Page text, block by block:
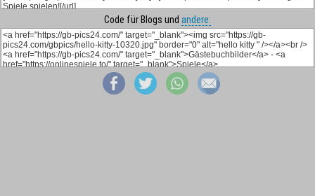
Code für Blogs und andere: